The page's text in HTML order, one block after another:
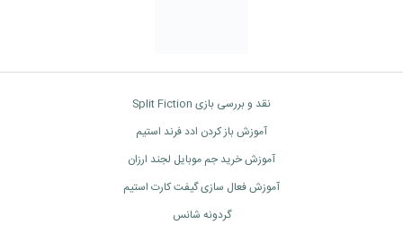
نقد و بررسی بازی Split Fiction
آموزش باز کردن ادد فرند استیم
آموزش خرید جم موبایل لجند ارزان
آموزش فعال سازی گیفت کارت استیم
گردونه شانس